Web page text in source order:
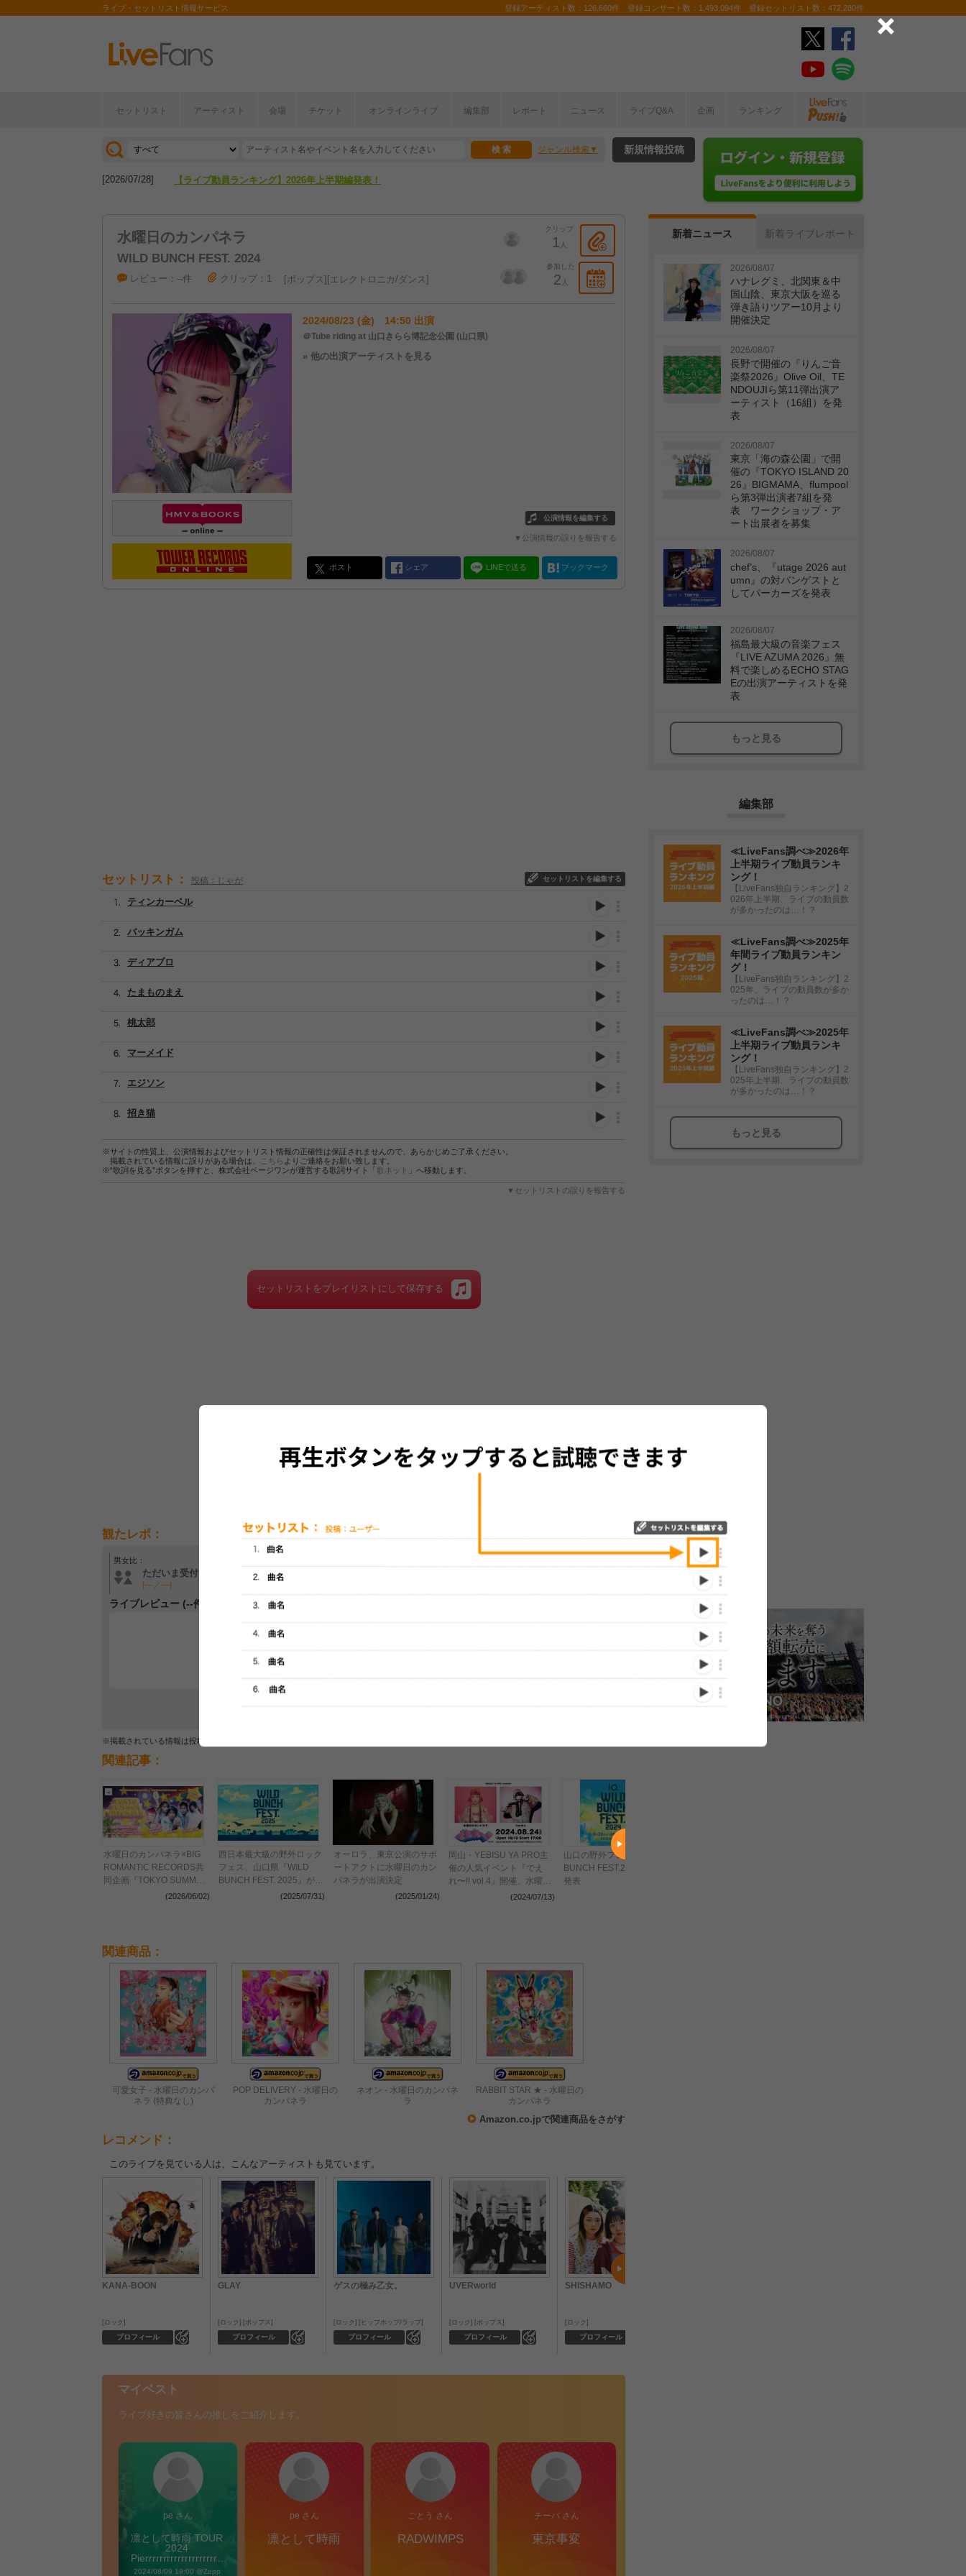
ライブ・セットリスト情報サービス 登録アーティスト数：126,660件 登録コンサート数：1,493,094件 登録セットリスト数：472,280件
セットリスト アーティスト 会場 チケット オンラインライブ 編集部 レポート ニュース ライブQ&A 企画 ランキング
ジャンル検索
[2026/04/27] 【フェス特集2026】フェス情報はここから！
[2026/07/28] 【ライブ動員ランキング】2026年上半期編発表！
新規情報投稿
水曜日のカンパネラ
WILD BUNCH FEST. 2024
クリップ
1 人
参加した
2 人
レビュー：--件 クリップ：1 ポップス エレクトロニカ/ダンス
2024/08/23 (金) 14:50 出演
＠Tube riding at 山口きらら博記念公園 (山口県)
» 他の出演アーティストを見る
公演情報を編集する
▼公演情報の誤りを報告する
ポスト シェア LINEで送る ブックマーク
セットリスト： 投稿：じゃが セットリストを編集する
ディアブロ
マーメイド
ティンカーベル
桃太郎
たまものまえ
バッキンガム
エジソン
招き猫
※サイトの性質上、公演情報およびセットリスト情報の正確性は保証されませんので、あらかじめご了承ください。
掲載されている情報に誤りがある場合は、
こちら よりご連絡をお願い致します。
※“歌詞を見る”ボタンを押すと、株式会社ページワンが運営する歌詞サイト「歌ネット 」へ移動します。
▼セットリストの誤りを報告する
セットリストをプレイリストにして保存する
観たレポ：
男女比：
ただいま受付中です
[---／---]
ただいま受付中です
ライブレビュー (--件)
最初のレビューを投稿してみませんか？
※掲載されている情報は投稿されたデータを集計したもので、実際のライブとは異なる場合があります。
関連記事：
水曜日のカンパネラ×BIG
ROMANTIC RECORDS共
同企画『TOKYO SUMMER
ENSEMBLE』開催 日
(2026/06/02)
西日本最大級の野外ロック
フェス、山口県『WILD
BUNCH FEST. 2025』がい
よいよ開催、タイムテーブ
(2025/07/31)
オーロラ、東京公演のサポ
ートアクトに水曜日のカン
パネラが出演決定
(2025/01/24)
岡山・YEBISU YA PRO主
催の人気イベント『でえ
れ〜!! vol.4』開催、水曜日
のカンパネラとDaokoのツ
(2024/07/13)
山口の野外フェス『WILD
BUNCH FEST.2024』開催
発表
関連商品：
可愛女子 - 水曜日のカンパ
ネラ (特典なし)
POP DELIVERY - 水曜日の
カンパネラ
ネオン - 水曜日のカンパネ
ラ
RABBIT STAR ★ - 水曜日の
カンパネラ
Amazon.co.jpで関連商品をさがす
レコメンド：
このライブを見ている人は、こんなアーティストも見ています。
KANA-BOON
プロフィール
ロック
GLAY
プロフィール
ロック ポップス
ゲスの極み乙女。
プロフィール
ロック ヒップホップ/ラップ
UVERworld
プロフィール
ロック ポップス
SHISHAMO
プロフィール
ロック
マイベスト
ライブ好きの皆さんの推しをご紹介します。
pe さん
凛として時雨 TOUR
2024
Pierrrrrrrrrrrrrrrrrrrre
Vibes
2024/08/09 19:00 @Zepp
pe さん
凛として時雨
ごとう さん
RADWIMPS
チーバ さん
東京事変
新着ニュース 新着ライブレポート
2026/08/07
ハナレグミ、北関東＆中
国山陰、東京大阪を巡る
弾き語りツアー10月より
開催決定
2026/08/07
長野で開催の『りんご音
楽祭2026』Olive Oil、TE
NDOUJIら第11弾出演ア
ーティスト（16組）を発
表
2026/08/07
東京「海の森公園」で開
催の『TOKYO ISLAND 20
26』BIGMAMA、flumpool
ら第3弾出演者7組を発
表 ワークショップ・ア
ート出展者を募集
2026/08/07
chef’s、『utage 2026 aut
umn』の対バンゲストと
してパーカーズを発表
2026/08/07
福島最大級の音楽フェス
『LIVE AZUMA 2026』無
料で楽しめるECHO STAG
Eの出演アーティストを発
表
もっと見る
編集部
≪LiveFans調べ≫2026年
上半期ライブ動員ランキ
ング！
【LiveFans独自ランキング】2
026年上半期、ライブの動員数
が多かったのは…！？
≪LiveFans調べ≫2025年
年間ライブ動員ランキン
グ！
【LiveFans独自ランキング】2
025年、ライブの動員数が多か
ったのは…！？
≪LiveFans調べ≫2025年
上半期ライブ動員ランキ
ング！
【LiveFans独自ランキング】2
025年上半期、ライブの動員数
が多かったのは…！？
もっと見る